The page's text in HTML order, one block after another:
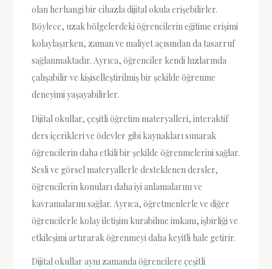
olan herhangi bir cihazla dijital okula erişebilirler.
Böylece, uzak bölgelerdeki öğrencilerin eğitime erişimi
kolaylaşırken, zaman ve maliyet açısından da tasarruf
sağlanmaktadır. Ayrıca, öğrenciler kendi hızlarında
çalışabilir ve kişiselleştirilmiş bir şekilde öğrenme
deneyimi yaşayabilirler.
Dijital okullar, çeşitli öğretim materyalleri, interaktif
ders içerikleri ve ödevler gibi kaynakları sunarak
öğrencilerin daha etkili bir şekilde öğrenmelerini sağlar.
Sesli ve görsel materyallerle desteklenen dersler,
öğrencilerin konuları daha iyi anlamalarını ve
kavramalarını sağlar. Ayrıca, öğretmenlerle ve diğer
öğrencilerle kolay iletişim kurabilme imkanı, işbirliği ve
etkileşimi artırarak öğrenmeyi daha keyifli hale getirir.
Dijital okullar aynı zamanda öğrencilere çeşitli